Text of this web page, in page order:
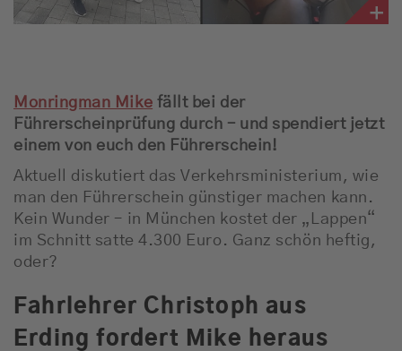
Team
Musik
Monringman Mike fällt bei der
Führerscheinprüfung durch – und spendiert jetzt
einem von euch den Führerschein!
Aktuell diskutiert das Verkehrsministerium, wie
man den Führerschein günstiger machen kann.
Kein Wunder – in München kostet der „Lappen“
im Schnitt satte 4.300 Euro. Ganz schön heftig,
oder?
Fahrlehrer Christoph aus
Erding fordert Mike heraus